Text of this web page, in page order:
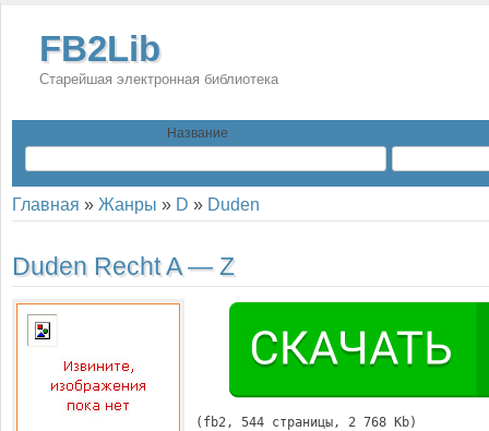
FB2Lib
Старейшая электронная библиотека
Название
Главная » Жанры » D » Duden
Duden Recht A — Z
( fb2, 544 страницы, 2 768 Kb)